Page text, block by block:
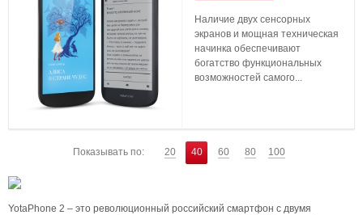
Наличие двух сенсорных
экранов и мощная техническая
начинка обеспечивают
богатство функциональных
возможностей самого...
Показывать по: 20 40 60 80 100
YotaPhone 2 – это революционный российский смартфон с двумя